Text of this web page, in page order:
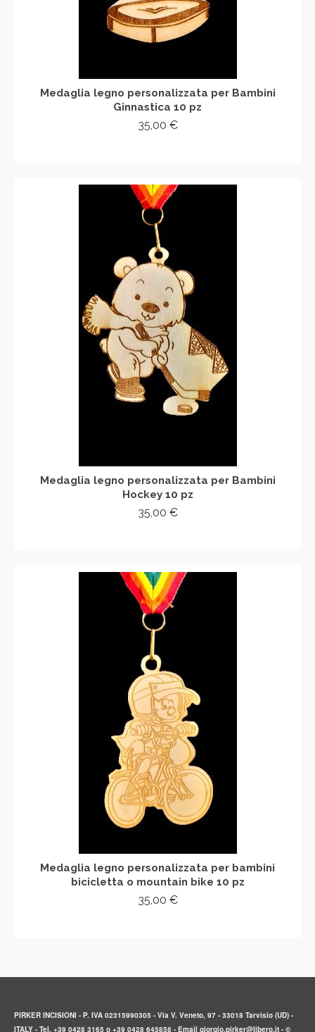
Medaglia legno personalizzata per Bambini
Ginnastica 10 pz
35,00 €
Medaglia legno personalizzata per Bambini
Hockey 10 pz
35,00 €
Medaglia legno personalizzata per bambini
bicicletta o mountain bike 10 pz
35,00 €
PIRKER INCISIONI - P. IVA 02315990305 - Via V. Veneto, 97 - 33018 Tarvisio (UD) -
ITALY - Tel. +39 0428 3165 o +39 0428 645858 - Email giorgio.pirker@libero.it - ©